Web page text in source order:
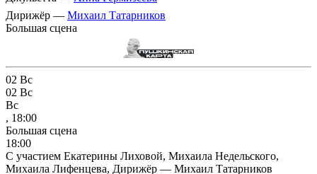
Дирижёр — Михаил Татарников
Большая сцена
02 Вс
02 Вс
Вс
, 18:00
Большая сцена
18:00
С участием Екатерины Лиховой, Михаила Недельского,
Михаила Лифенцева, Дирижёр — Михаил Татарников